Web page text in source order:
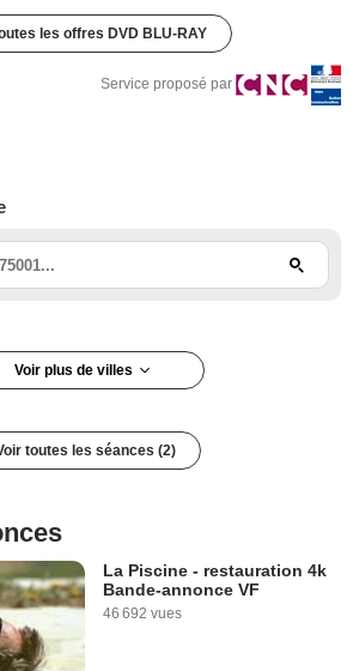
les offres DVD BLU-RAY
Service proposé par
Voir plus de villes
toutes les séances (2)
La Piscine - restauration 4k
Bande-annonce VF
46 692 vues